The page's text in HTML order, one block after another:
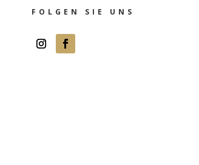
FOLGEN SIE UNS